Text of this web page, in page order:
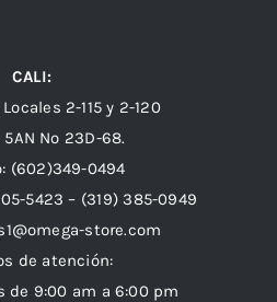
CALI:
2-115 y 2-120
Nº 23D-68.
(602)349-0494
5423 – (319) 385-0949
store.com
de atención:
de 9:00 am a 6:00 pm